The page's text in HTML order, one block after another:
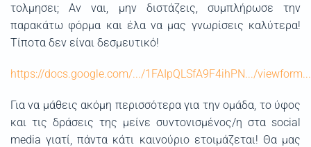
τολμησει; Αν ναι, μην διστάζεις, συμπλήρωσε την
παρακάτω φόρμα και έλα να μας γνωρίσεις καλύτερα!
Τίποτα δεν είναι δεσμευτικό!
https://docs.google.com/.../1FAIpQLSfA9F4ihPN.../
Για να μάθεις ακόμη περισσότερα για την ομάδα, το ύφος
και τις δράσεις της μείνε συντονισμένος/η στα social
media γιατί, πάντα κάτι καινούριο ετοιμάζεται! Θα μας